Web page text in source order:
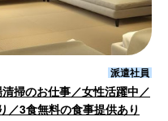
派遣社員
掃のお仕事／女性活躍中／
／3食無料の食事提供あり